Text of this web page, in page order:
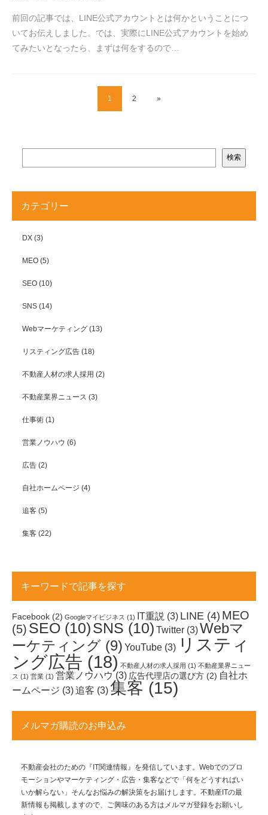
前回の記事では、LINE公式アカウントとは何かということにつ
いてお伝えしました。では、実際にLINE公式アカウントを始め
てみたいとなったら、まずは何をするので…
1 2 »
検索
カテゴリー
DX (3)
MEO (5)
SEO (10)
SNS (14)
Webマーケティング (13)
リスティング広告 (18)
不動産人材の求人採用 (2)
不動産業界ニュース (3)
仕事術 (1)
営業ノウハウ (6)
広告 (2)
自社ホームページ (4)
追客 (5)
集客 (22)
キーワードで記事を探す
Facebook (2) Googleマイビジネス (1) IT重説 (3) LINE (4) MEO
(5) SEO (10)SNS (10) Twitter (3)Webマ
ーケティング (9) YouTube (3) リスティ
ング広告 (18) 不動産人材の求人採用 (1) 不動産業界ニュー
ス (1) 営業 (1) 営業ノウハウ(3) 広告代理店の選び方 (2) 自社ホ
ームページ (3)追客 (3)集客 (15)
メルマガ購読のお申込み
不動産会社のための『IT関連情報』を発信しています。Webでのプロ
モーションやマーケティング・広告・集客などで「何をどうすればい
いか解らない」そんなお悩みの解決策をお届けします。不動産ITの最
新情報も掲載しますので、ご興味のある方はメルマガ登録をお願いし